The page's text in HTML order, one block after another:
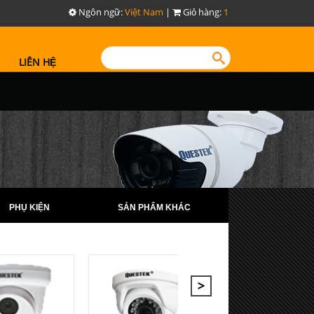
Ngôn ngữ:Việt Nam | Giỏ hàng: 1
LIÊN HỆ
PHỤ KIỆN SẢN PHẨM KHÁC